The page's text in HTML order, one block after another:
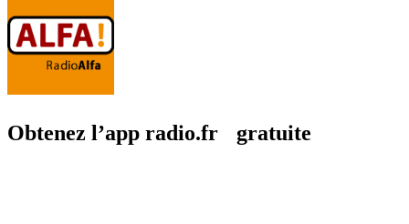
Obtenez l’app radio.fr gratuite